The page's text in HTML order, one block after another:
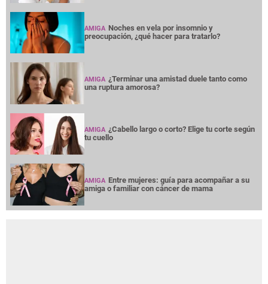
AMIGA Noches en vela por insomnio y
preocupación, ¿qué hacer para tratarlo?
AMIGA ¿Terminar una amistad duele tanto como
una ruptura amorosa?
AMIGA ¿Cabello largo o corto? Elige tu corte según
tu cuello
AMIGA Entre mujeres: guía para acompañar a su
amiga o familiar con cáncer de mama